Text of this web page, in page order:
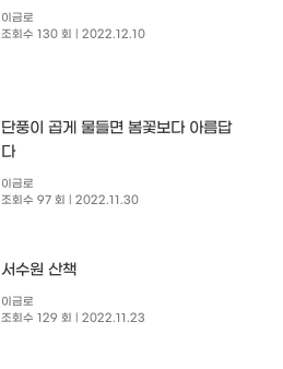
이금로
조회수 130 회
| 2022.12.10
단풍이 곱게 물들면 봄꽃보다 아름답
다
이금로
조회수 97 회
| 2022.11.30
서수원 산책
이금로
조회수 129 회
| 2022.11.23